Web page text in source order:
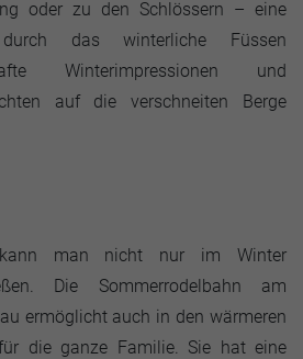
oder zu den Schlössern – eine
durch das winterliche Füssen
Winterimpressionen und
auf die verschneiten Berge
man nicht nur im Winter
Die Sommerrodelbahn am
ermöglicht auch in den wärmeren
die ganze Familie. Sie hat eine